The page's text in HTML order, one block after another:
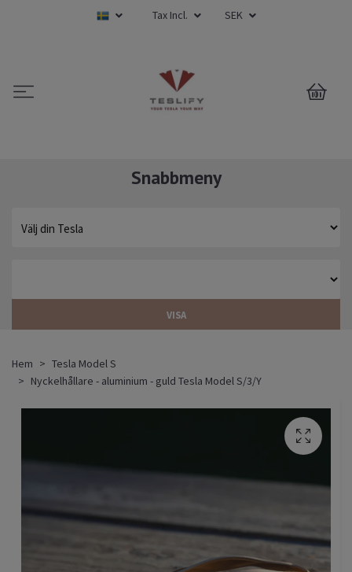
Tax Incl. SEK
0
Snabbmeny
VISA
Hem
Tesla Model S
Nyckelhållare - aluminium - guld Tesla Model S/3/Y